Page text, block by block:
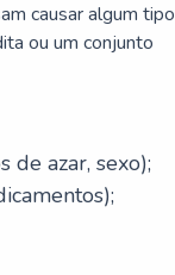
causar algum tipo
ou um conjunto
de azar, sexo);